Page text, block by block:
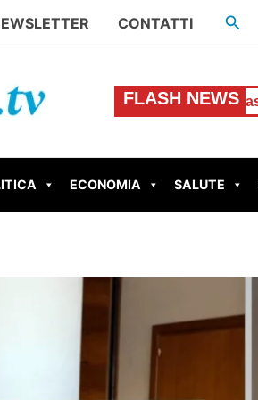
CONTATTI
FLASH NEWS
a ridosso delle case TIVOLI –
ECONOMIA SALUTE